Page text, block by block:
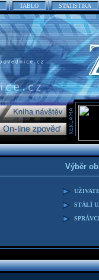
TABLO STATISTIKA
Výběr
STÁLÍ